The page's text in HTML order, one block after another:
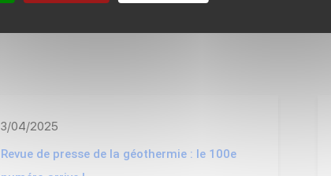
3/04/2025
Revue de presse de la géothermie : le 100e